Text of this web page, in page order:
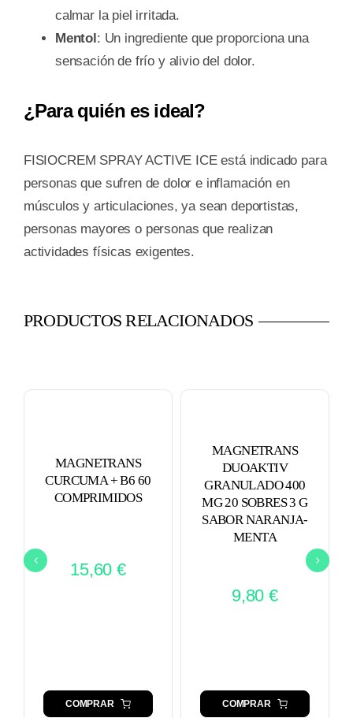
calmar la piel irritada.
Mentol : Un ingrediente que proporciona una
sensación de frío y alivio del dolor.
¿Para quién es ideal?
FISIOCREM SPRAY ACTIVE ICE está indicado para
personas que sufren de dolor e inflamación en
músculos y articulaciones, ya sean deportistas,
personas mayores o personas que realizan
actividades físicas exigentes.
PRODUCTOS RELACIONADOS
MAGNETRANS
CURCUMA + B6 60
COMPRIMIDOS
15,60 €
COMPRAR
MAGNETRANS
DUOAKTIV
GRANULADO 400
MG 20 SOBRES 3 G
SABOR NARANJA-
MENTA
9,80€
COMPRAR